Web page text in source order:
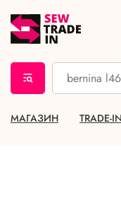
МАГАЗИН TRADE-IN